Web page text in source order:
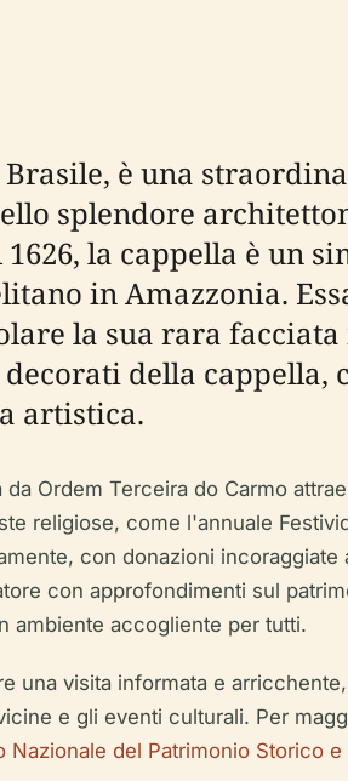
è una
splendore
la cappella è un
in Amazzonia.
la sua rara
della cappella,
artistica.
Ordem Terceira do Carmo
religiose, come l'annuale
con donazioni
con approfondimenti sul
ambiente accogliente per tutti.
una visita informata e
e gli eventi culturali. Per
Nazionale del Patrimonio Storico